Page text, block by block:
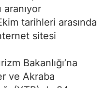
aranıyor
tarihleri arasında
sitesi
Bakanlığı’na
ve Akraba